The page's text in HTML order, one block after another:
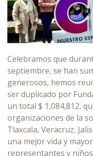
Celebramos que
septiembre, se han
generosos, hemos
ser duplicado por
un total $ 1,084,812,
organizaciones de la
Tlaxcala, Veracruz,
una mejor vida y
representantes y